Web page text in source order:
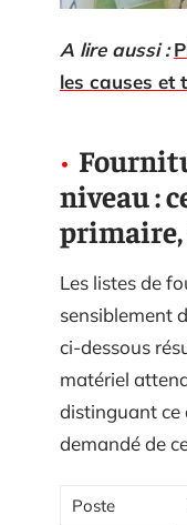
A lire aussi :
les causes et
niveau :
primaire,
Les listes de
sensiblement
ci-dessous
matériel
distinguant ce
demandé de
Poste